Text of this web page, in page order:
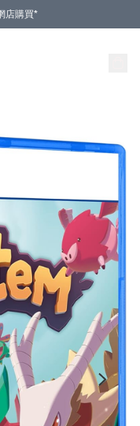
店購買*